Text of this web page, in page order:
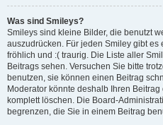
Was sind Smileys?
Smileys sind kleine Bilder, die benutzt
auszudrücken. Für jeden Smiley gibt es
fröhlich und :( traurig. Die Liste aller
Beitrags sehen. Versuchen Sie bitte
benutzen, sie können einen Beitrag
Moderator könnte deshalb Ihren
komplett löschen. Die Board-
begrenzen, die Sie in einem Beitrag